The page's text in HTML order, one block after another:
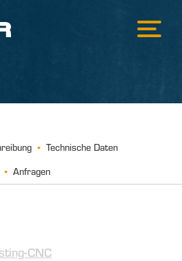
Technische Daten
Anfragen
CNC